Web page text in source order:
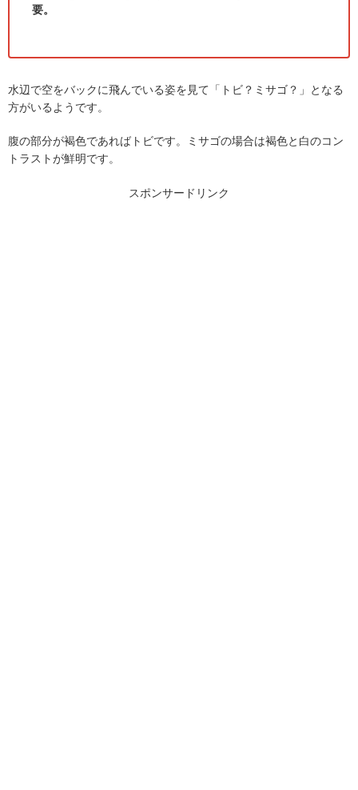
要。
水辺で空をバックに飛んでいる姿を見て「トビ？ミサゴ？」となる
方がいるようです。
腹の部分が褐色であればトビです。ミサゴの場合は褐色と白のコン
トラストが鮮明です。
スポンサードリンク